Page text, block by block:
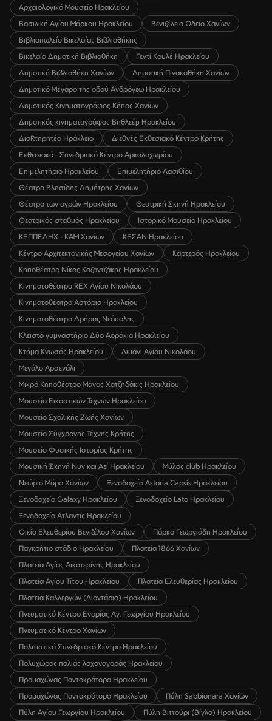
Αρχαιολογικό Μουσείο Ηρακλείου
Βασιλική Αγίου Μάρκου Ηρακλείου
Βενιζέλειο Ωδείο Χανίων
Βιβλιοπωλείο Βικελαίας Βιβλιοθήκης
Βικελαία Δημοτική Βιβλιοθήκη
Γεντί Κουλέ Ηρακλείου
Δημοτική Βιβλιοθήκη Χανίων
Δημοτική Πινακοθήκη Χανίων
Δημοτικό Μέγαρο της οδού Ανδρόγεω Ηρακλείου
Δημοτικός Κινηματογράφος Κήπος Χανίων
Δημοτικός κινηματογράφος Βηθλεέμ Ηρακλείου
ΔιαRτηρητέο Ηράκλειο
Διεθνές Εκθεσιακό Κέντρο Κρήτης
Εκθεσιακό - Συνεδριακό Κέντρο Αρκαλοχωρίου
Επιμελητήριο Ηρακλείου
Επιμελητήριο Λασιθίου
Θέατρο Βλησίδης Δημήτρης Χανίων
Θέατρο των αγρών Ηρακλείου
Θεατρική Σκηνή Ηρακλείου
Θεατρικός σταθμός Ηρακλείου
Ιστορικό Μουσείο Ηρακλείου
ΚΕΠΠΕΔΗΧ - ΚΑΜ Χανίων
ΚΕΣΑΝ Ηρακλείου
Κέντρο Αρχιτεκτονικής Μεσογείου Χανίων
Καρτερός Ηρακλείου
Κηποθέατρο Νίκος Καζαντζάκης Ηρακλείου
Κινηματοθέατρο REX Αγίου Νικολάου
Κινηματοθέατρο Αστόρια Ηρακλείου
Κινηματοθέατρο Δρήρος Νεάπολης
Κλειστό γυμναστήριο Δύο Αοράκια Ηρακλείου
Κτήμα Κνωσός Ηρακλείου
Λιμάνι Αγίου Νικολάου
Μεγάλο Αρσενάλι
Μικρό Κηποθέατρο Μάνος Χατζηδάκις Ηρακλείου
Μουσείο Εικαστικών Τεχνών Ηρακλείου
Μουσείο Σχολικής Ζωής Χανίων
Μουσείο Σύγχρονης Τέχνης Κρήτης
Μουσείο Φυσικής Ιστορίας Κρήτης
Μουσική Σκηνή Νυν και Αεί Ηρακλείου
Μύλος club Ηρακλείου
Νεώριο Μόρο Χανίων
Ξενοδοχείο Astoria Capsis Ηρακλείου
Ξενοδοχείο Galaxy Ηρακλείου
Ξενοδοχείο Lato Ηρακλείου
Ξενοδοχείο Ατλαντίς Ηρακλείου
Οικία Ελευθερίου Βενιζέλου Χανίων
Πάρκο Γεωργιάδη Ηρακλείου
Παγκρήτιο στάδιο Ηρακλείου
Πλατεία 1866 Χανίων
Πλατεία Αγίας Αικατερίνης Ηρακλείου
Πλατεία Αγίου Τίτου Ηρακλείου
Πλατεία Ελευθερίας Ηρακλείου
Πλατεία Καλλεργών (Λιοντάρια) Ηρακλείου
Πνευματικό Κέντρο Ενορίας Αγ. Γεωργίου Ηρακλείου
Πνευματικό Κέντρο Χανίων
Πολιτιστικό Συνεδριακό Κέντρο Ηρακλείου
Πολυχώρος παλιάς λαχαναγοράς Ηρακλείου
Προμαχώνας Παντοκράτορα Ηρακλείου
Προμαχώνας Παντοκράτορα Ηρακλείου
Πύλη Sabbionara Χανίων
Πύλη Αγίου Γεωργίου Ηρακλείου
Πύλη Βιττούρι (Βίγλα) Ηρακλείου